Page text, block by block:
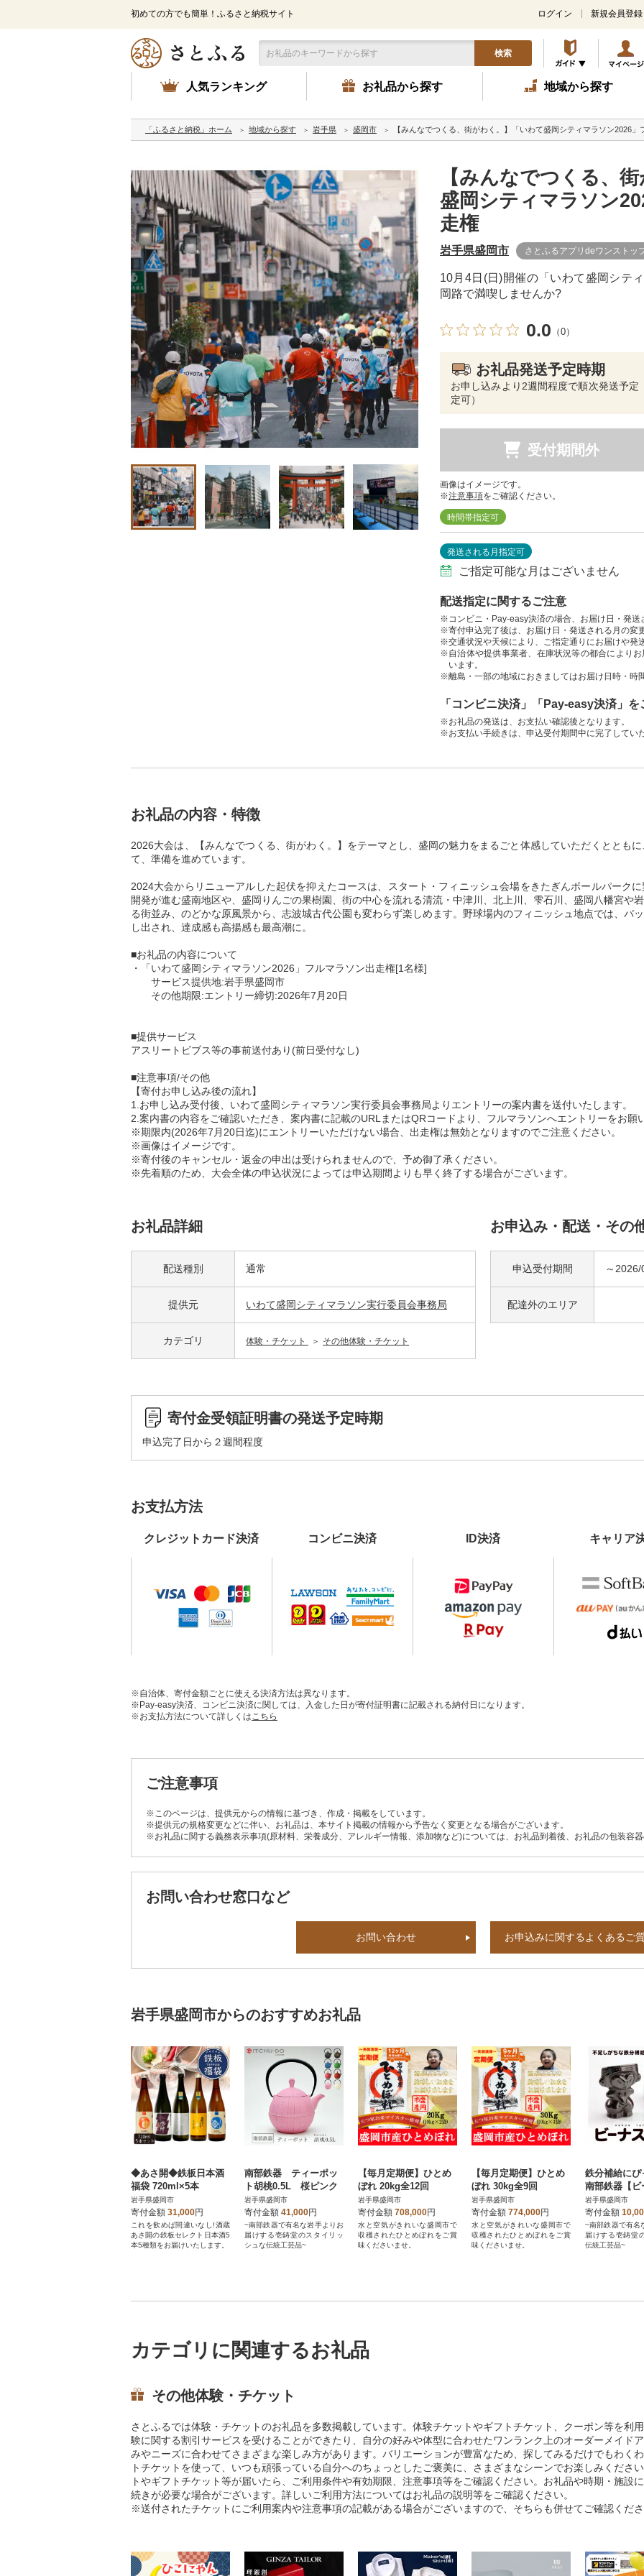
初めての方でも簡単！ふるさと納税サイト ログイン 新規会員登録
検索
人気ランキング お礼品から探す 地域から探す
「ふるさと納税」ホーム 地域から探す 岩手県 盛岡市 【みんなでつくる、街がわく。】「いわて盛岡シティマラソン2026」
【みんなでつくる、
盛岡シティマラソン
走権
岩手県盛岡市 さとふるアプリdeワンストッ
10月4日(日)開催の「いわて盛岡シテ
岡路で満喫しませんか?
0.0 （0）
お礼品発送予定時期
お申し込みより2週間程度で順次発送予
定可）
受付期間外
画像はイメージです。
※注意事項をご確認ください。
時間帯指定可
発送される月指定可
ご指定可能な月はございません
配送指定に関するご注意
※コンビニ・Pay-easy決済の場合、お届け日・発送
※寄付申込完了後は、お届け日・発送される月の変
※交通状況や天候により、ご指定通りにお届けや発
※自治体や提供事業者、在庫状況等の都合により
います。
※離島・一部の地域におきましてはお届け日時・時
「コンビニ決済」「Pay-easy決済」
※お礼品の発送は、お支払い確認後となります。
※お支払い手続きは、申込受付期間中に完了してい
お礼品の内容・特徴
2026大会は、【みんなでつくる、街がわく。】をテーマとし、盛岡の魅力をまるごと体感していただくととも
て、準備を進めています。
2024大会からリニューアルした起伏を抑えたコースは、スタート・フィニッシュ会場をきたぎんボールパーク
開発が進む盛南地区や、盛岡りんごの果樹園、街の中心を流れる清流・中津川、北上川、雫石川、盛岡八幡宮や
る街並み、のどかな原風景から、志波城古代公園も変わらず楽しめます。野球場内のフィニッシュ地点では、バ
し出され、達成感も高揚感も最高潮に。
■お礼品の内容について
・「いわて盛岡シティマラソン2026」フルマラソン出走権[1名様]
サービス提供地:岩手県盛岡市
その他期限:エントリー締切:2026年7月20日
■提供サービス
アスリートビブス等の事前送付あり(前日受付なし)
■注意事項/その他
【寄付お申し込み後の流れ】
1.お申し込み受付後、いわて盛岡シティマラソン実行委員会事務局よりエントリーの案内書を送付いたします。
2.案内書の内容をご確認いただき、案内書に記載のURLまたはQRコードより、フルマラソンへエントリーをお願
※期限内(2026年7月20日迄)にエントリーいただけない場合、出走権は無効となりますのでご注意ください。
※画像はイメージです。
※寄付後のキャンセル・返金の申出は受けられませんので、予め御了承ください。
※先着順のため、大会全体の申込状況によっては申込期間よりも早く終了する場合がございます。
お礼品詳細
配送種別 通常
提供元 いわて盛岡シティマラソン実行委員会事務局
カテゴリ 体験・チケット その他体験・チケット
お申込み・配送・その
申込受付期間 ～
配達外のエリア
寄付金受領証明書の発送予定時期
申込完了日から２週間程度
お支払方法
クレジットカード決済 コンビニ決済 ID決済 キャリア
※自治体、寄付金額ごとに使える決済方法は異なります。
※Pay-easy決済、コンビニ決済に関しては、入金した日が寄付証明書に記載される納付日になります。
※お支払方法について詳しくはこちら
ご注意事項
※このページは、提供元からの情報に基づき、作成・掲載をしています。
※提供元の規格変更などに伴い、お礼品は、本サイト掲載の情報から予告なく変更となる場合がございます。
※お礼品に関する義務表示事項(原材料、栄養成分、アレルギー情報、添加物など)については、お礼品到着後、お礼品の包装容器
お問い合わせ窓口など
お問い合わせ お申込みに関するよくあるご
岩手県盛岡市からのおすすめお礼品
◆あさ開◆鉄板日本酒
福袋 720ml×5本
岩手県盛岡市
寄付金額 31,000円
これを飲めば間違いなし!酒蔵
あさ開の鉄板セレクト日本酒5
本5種類をお届けいたします。
南部鉄器 ティーポッ
ト胡桃0.5L 桜ピンク
岩手県盛岡市
寄付金額 41,000円
~南部鉄器で有名な岩手よりお
届けする壱鋳堂のスタイリッ
シュな伝統工芸品~
【毎月定期便】ひとめ
ぼれ 20kg全12回
岩手県盛岡市
寄付金額 708,000円
水と空気がきれいな盛岡市で
収穫されたひとめぼれをご賞
味くださいませ。
【毎月定期便】ひとめ
ぼれ 30kg全9回
岩手県盛岡市
寄付金額 774,000円
水と空気がきれいな盛岡市で
収穫されたひとめぼれをご賞
味くださいませ。
鉄分補給に
南部鉄器【ビ
偶】
岩手県盛岡市
寄付金額
~南部鉄器で有名
届けする壱鋳堂
伝統工芸品~
カテゴリに関連するお礼品
その他体験・チケット
さとふるでは体験・チケットのお礼品を多数掲載しています。体験チケットやギフトチケット、クーポン等を利
験に関する割引サービスを受けることができたり、自分の好みや体型に合わせたワンランク上のオーダーメイド
みやニーズに合わせてさまざまな楽しみ方があります。バリエーションが豊富なため、探してみるだけでもわく
トチケットを使って、いつも頑張っている自分へのちょっとしたご褒美に、さまざまなシーンでお楽しみくださ
トやギフトチケット等が届いたら、ご利用条件や有効期限、注意事項等をご確認ください。お礼品や時期・施設
続きが必要な場合がございます。詳しいご利用方法についてはお礼品の説明等をご確認ください。
※送付されたチケットにご利用案内や注意事項の記載がある場合がございますので、そちらも併せてご確認くださ